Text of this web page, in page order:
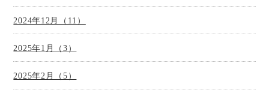
2024年12月（11）
2025年1月（3）
2025年2月（5）